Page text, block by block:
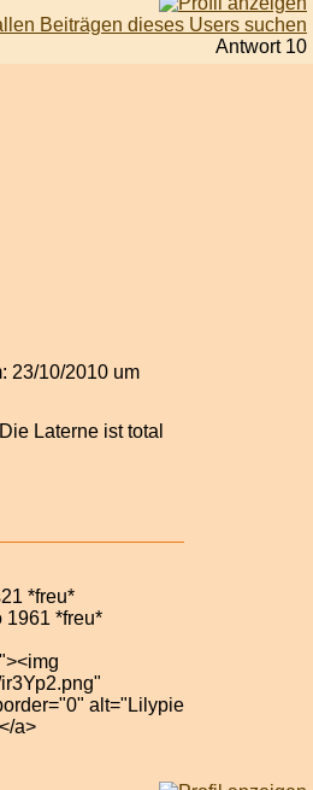
Antwort 10
23/10/2010 um
Laterne ist total
*freu*
1961 *freu*
alt="Lilypie
a>